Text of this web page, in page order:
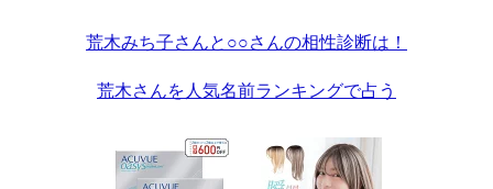
荒木みち子さんと○○さんの相性診断は！
荒木さんを人気名前ランキングで占う